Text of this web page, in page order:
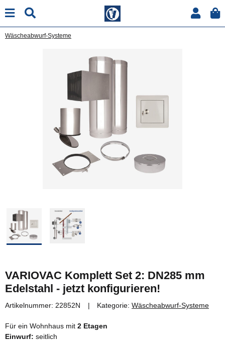
Wäscheabwurf-Systeme
VARIOVAC Komplett Set 2: DN285 mm
Edelstahl - jetzt konfigurieren!
Artikelnummer: 22852N Kategorie: Wäscheabwurf-Systeme
Für ein Wohnhaus mit 2 Etagen
Einwurf: seitlich